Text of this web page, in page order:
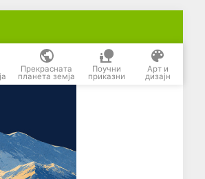
Прекрасната
планета земја
Поучни
приказни
Арт и
дизајн